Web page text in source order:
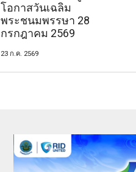
โอกาสวันเฉลิม
พระชนมพรรษา 28
กรกฎาคม 2569
23 ก.ค. 2569